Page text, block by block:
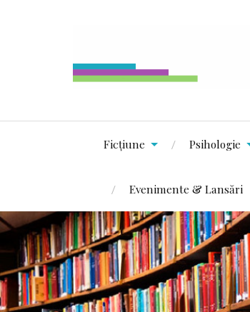
Ficțiune Psihologie
Evenimente & Lansări